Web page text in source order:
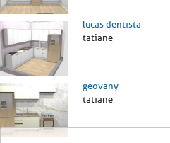
lucas dentista
tatiane
geovany
tatiane